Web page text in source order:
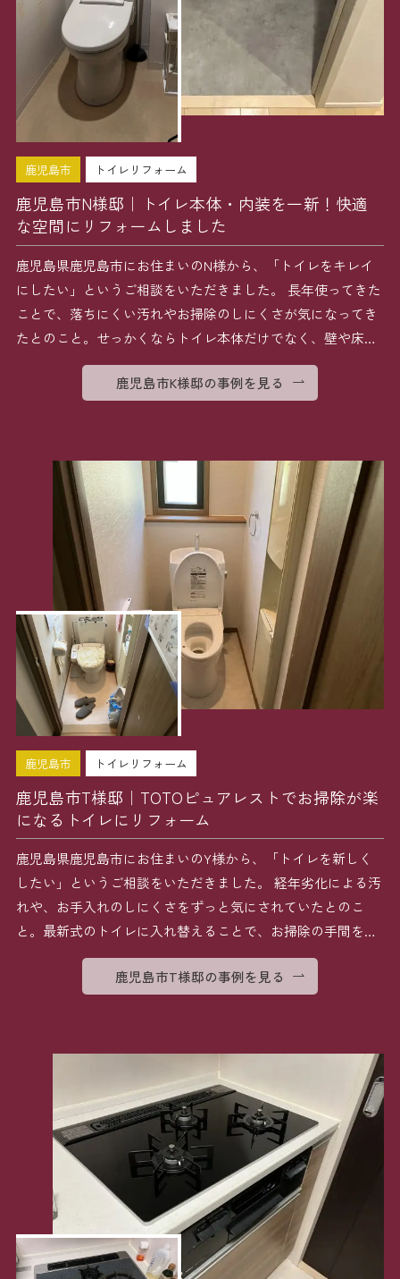
鹿児島市 トイレリフォーム
鹿児島市N様邸｜トイレ本体・内装を一新！快適
な空間にリフォームしました
鹿児島県鹿児島市にお住まいのN様から、「トイレをキレイ
にしたい」というご相談をいただきました。 長年使ってきた
ことで、落ちにくい汚れやお掃除のしにくさが気になってき
たとのこと。せっかくならトイレ本体だけでなく、壁や床も
鹿児島市K様邸の事例を見る
鹿児島市 トイレリフォーム
鹿児島市T様邸｜TOTOピュアレストでお掃除が楽
になるトイレにリフォーム
鹿児島県鹿児島市にお住まいのY様から、「トイレを新しく
したい」というご相談をいただきました。 経年劣化による汚
れや、お手入れのしにくさをずっと気にされていたとのこ
と。最新式のトイレに入れ替えることで、お掃除の手間を減
鹿児島市T様邸の事例を見る